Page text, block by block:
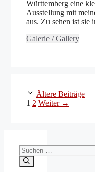
Württemberg eine
Ausstellung mit
aus. Zu sehen ist
Galerie / Gallery
Ältere Beiträge
Seite
1 Seite
2 Weiter →
Suchen
nach: